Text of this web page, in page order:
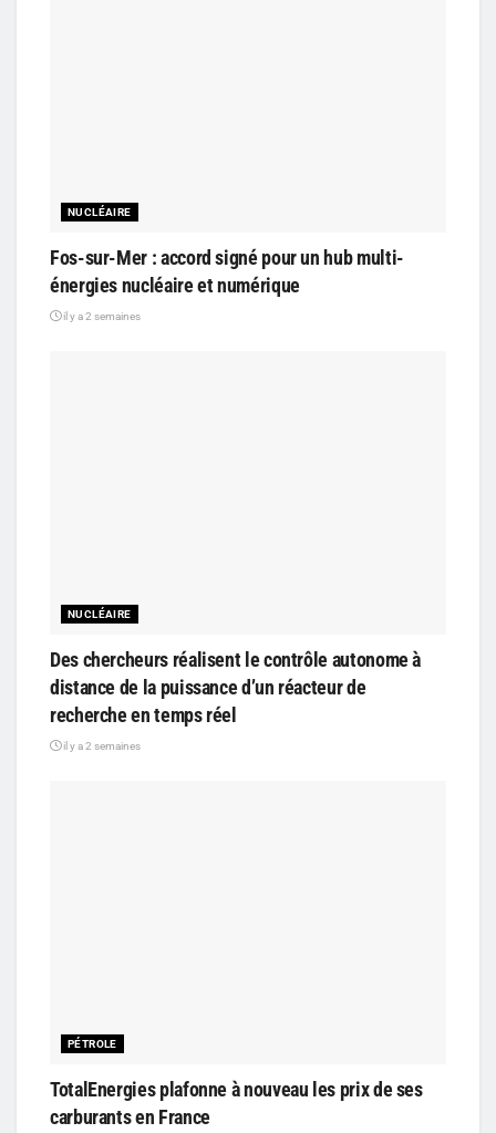
NUCLÉAIRE
Fos-sur-Mer : accord signé pour un hub multi-
énergies nucléaire et numérique
il y a 2 semaines
NUCLÉAIRE
Des chercheurs réalisent le contrôle autonome à
distance de la puissance d’un réacteur de
recherche en temps réel
il y a 2 semaines
PÉTROLE
TotalEnergies plafonne à nouveau les prix de ses
carburants en France